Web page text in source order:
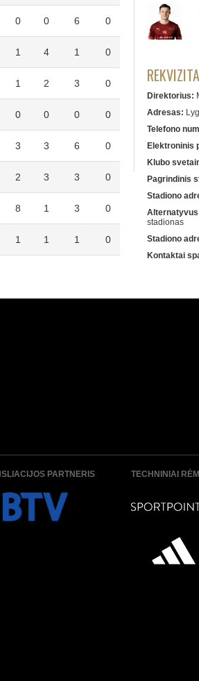
0 0 6 0
1 4 1 0
1 2 3 0
0 0 0 0
3 3 6 0
2 3 3 0
8 1 3 0
1 1 1 0
Direktorius:
Adresas:
Telefono
Elektroninis
Klubo
Pagrindinis
Stadiono
stadionas
Stadiono
Kontaktai
PARTNERIS TECHNINIAI